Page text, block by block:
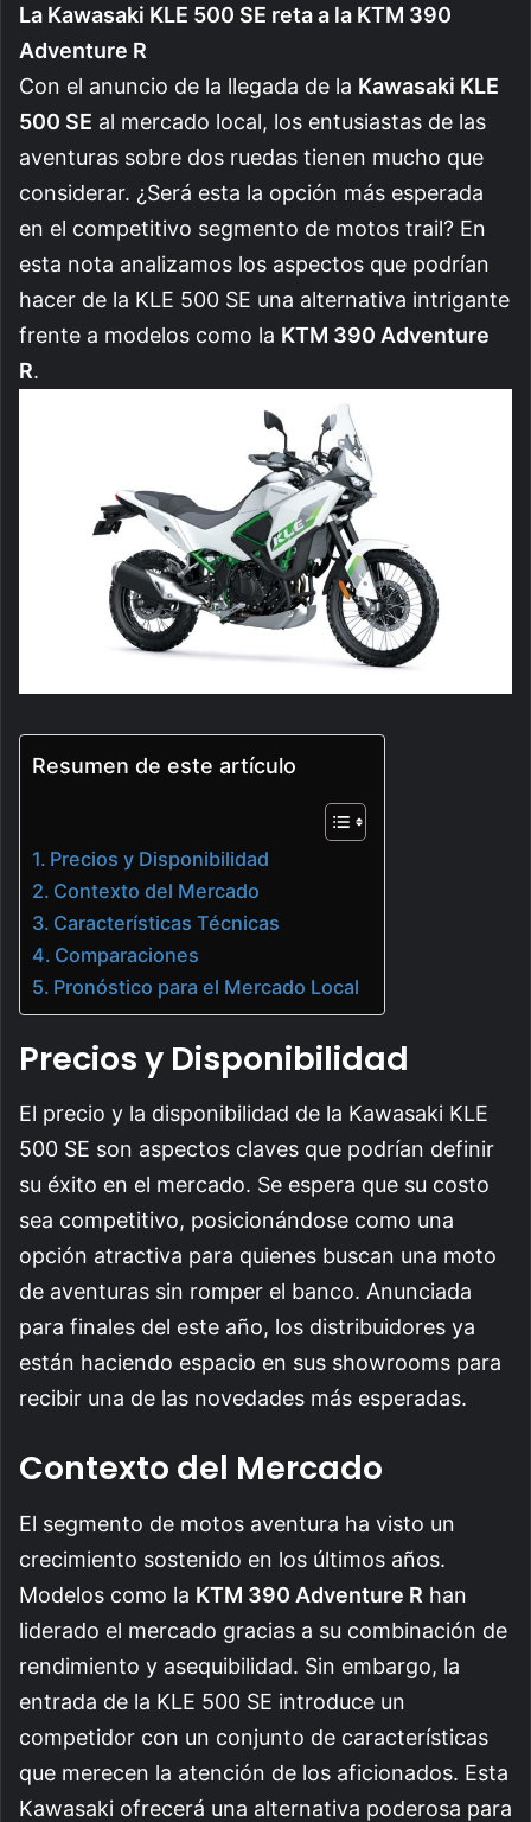
La Kawasaki KLE 500 SE reta a la KTM 390
Adventure R
Con el anuncio de la llegada de la Kawasaki KLE
500 SE al mercado local, los entusiastas de las
aventuras sobre dos ruedas tienen mucho que
considerar. ¿Será esta la opción más esperada
en el competitivo segmento de motos trail? En
esta nota analizamos los aspectos que podrían
hacer de la KLE 500 SE una alternativa intrigante
frente a modelos como la KTM 390 Adventure
R.
Resumen de este artículo
Precios y Disponibilidad
Contexto del Mercado
Características Técnicas
Comparaciones
Pronóstico para el Mercado Local
Precios y Disponibilidad
El precio y la disponibilidad de la Kawasaki KLE
500 SE son aspectos claves que podrían definir
su éxito en el mercado. Se espera que su costo
sea competitivo, posicionándose como una
opción atractiva para quienes buscan una moto
de aventuras sin romper el banco. Anunciada
para finales del este año, los distribuidores ya
están haciendo espacio en sus showrooms para
recibir una de las novedades más esperadas.
Contexto del Mercado
El segmento de motos aventura ha visto un
crecimiento sostenido en los últimos años.
Modelos como la KTM 390 Adventure R han
liderado el mercado gracias a su combinación de
rendimiento y asequibilidad. Sin embargo, la
entrada de la KLE 500 SE introduce un
competidor con un conjunto de características
que merecen la atención de los aficionados. Esta
Kawasaki ofrecerá una alternativa poderosa para